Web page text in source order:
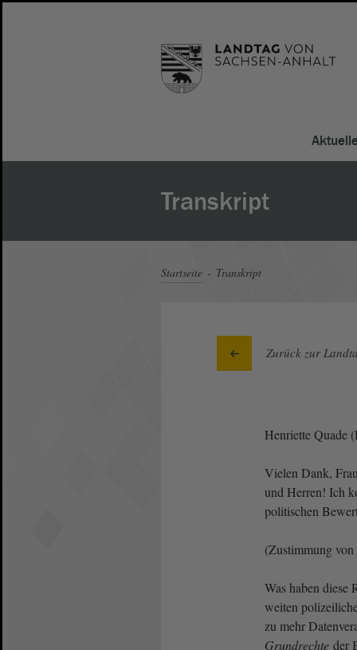
Transkript
Startseite Transkript
Zurück zur
Henriette Quade
Vielen Dank,
und Herren! Ich
politischen
(Zustimmung
Was haben diese
weiten
zu mehr
Grundrechte der